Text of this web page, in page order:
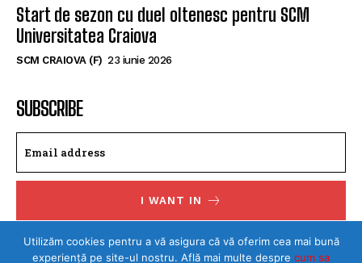
Start de sezon cu duel oltenesc pentru SCM
Universitatea Craiova
SCM CRAIOVA (F) 23 iunie 2026
SUBSCRIBE
I WANT IN
I've read and accept thePrivacy Policy.
Utilizăm cookies pentru a vă asigura că vă oferim cea mai bună
experiență pe site-ul nostru. Află mai multe despre cum sa